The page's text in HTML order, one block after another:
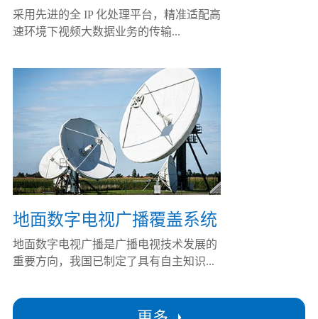
采用先进的全 IP 化处理平台，精准适配高
速环境下视频大数据业务的传输...
地面数字电视广播覆盖系统
地面数字电视广播是广播电视技术发展的
重要方向，我国已制定了具有自主知识...